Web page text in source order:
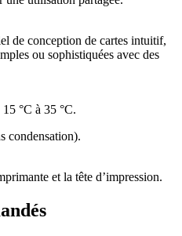
de conception de cartes intuitif,
ou sophistiquées avec des
°C à 35 °C.
condensation).
et la tête d’impression.